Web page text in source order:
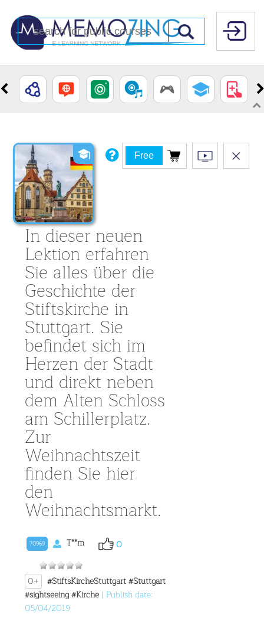
In dieser neuen
Lektion erfahren
Sie alles über die
Geschichte der
Stiftskirche in
Stuttgart. Sie
befindet sich im
Herzen der Stadt
und direkt neben
dem Alten Schloss
am Schillerplatz.
Zur
Weihnachtszeit
finden Sie hier
den
Weihnachtsmarkt.
70969 T**m 0
0+ #StiftsKircheStuttgart#Stuttgart
#sightseeing#Kirche | Publish date:
05/04/2019
Free